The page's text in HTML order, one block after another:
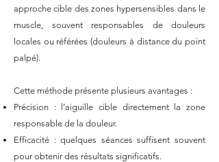
approche cible des zones hypersensibles dans le
muscle, souvent responsables de douleurs
locales ou référées (douleurs à distance du point
palpé).
Cette méthode présente plusieurs avantages :
Précision : l’aiguille cible directement la zone
responsable de la douleur.
Efficacité : quelques séances suffisent souvent
pour obtenir des résultats significatifs.